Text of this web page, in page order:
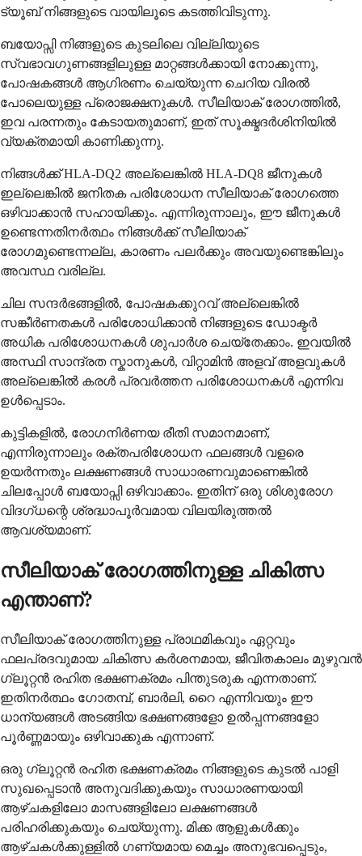
ട്യൂബ് നിങ്ങളുടെ വായിലൂടെ കടത്തിവിടുന്നു.
ബയോപ്സി നിങ്ങളുടെ കുടലിലെ വില്ലിയുടെ
സ്വഭാവഗുണങ്ങളിലുള്ള മാറ്റങ്ങൾക്കായി നോക്കുന്നു,
പോഷകങ്ങൾ ആഗിരണം ചെയ്യുന്ന ചെറിയ വിരൽ
പോലെയുള്ള പ്രൊജക്ഷനുകൾ. സീലിയാക് രോഗത്തിൽ,
ഇവ പരന്നതും കേടായതുമാണ്, ഇത് സൂക്ഷ്മദർശിനിയിൽ
വ്യക്തമായി കാണിക്കുന്നു.
നിങ്ങൾക്ക് HLA-DQ2 അല്ലെങ്കിൽ HLA-DQ8 ജീനുകൾ
ഇല്ലെങ്കിൽ ജനിതക പരിശോധന സീലിയാക് രോഗത്തെ
ഒഴിവാക്കാൻ സഹായിക്കും. എന്നിരുന്നാലും, ഈ ജീനുകൾ
ഉണ്ടെന്നതിനർത്ഥം നിങ്ങൾക്ക് സീലിയാക്
രോഗമുണ്ടെന്നല്ല, കാരണം പലർക്കും അവയുണ്ടെങ്കിലും
അവസ്ഥ വരില്ല.
ചില സന്ദർഭങ്ങളിൽ, പോഷകക്കുറവ് അല്ലെങ്കിൽ
സങ്കീർണതകൾ പരിശോധിക്കാൻ നിങ്ങളുടെ ഡോക്ടർ
അധിക പരിശോധനകൾ ശുപാർശ ചെയ്തേക്കാം. ഇവയിൽ
അസ്ഥി സാന്ദ്രത സ്കാനുകൾ, വിറ്റാമിൻ അളവ് അളവുകൾ
അല്ലെങ്കിൽ കരൾ പ്രവർത്തന പരിശോധനകൾ എന്നിവ
ഉൾപ്പെടാം.
കുട്ടികളിൽ, രോഗനിർണയ രീതി സമാനമാണ്,
എന്നിരുന്നാലും രക്തപരിശോധന ഫലങ്ങൾ വളരെ
ഉയർന്നതും ലക്ഷണങ്ങൾ സാധാരണവുമാണെങ്കിൽ
ചിലപ്പോൾ ബയോപ്സി ഒഴിവാക്കാം. ഇതിന് ഒരു ശിശുരോഗ
വിദഗ്ധന്റെ ശ്രദ്ധാപൂർവമായ വിലയിരുത്തൽ
ആവശ്യമാണ്.
സീലിയാക് രോഗത്തിനുള്ള ചികിത്സ
എന്താണ്?
സീലിയാക് രോഗത്തിനുള്ള പ്രാഥമികവും ഏറ്റവും
ഫലപ്രദവുമായ ചികിത്സ കർശനമായ, ജീവിതകാലം മുഴുവൻ
ഗ്ലൂറ്റൻ രഹിത ഭക്ഷണക്രമം പിന്തുടരുക എന്നതാണ്.
ഇതിനർത്ഥം ഗോതമ്പ്, ബാർലി, റൈ എന്നിവയും ഈ
ധാന്യങ്ങൾ അടങ്ങിയ ഭക്ഷണങ്ങളോ ഉൽപ്പന്നങ്ങളോ
പൂർണ്ണമായും ഒഴിവാക്കുക എന്നാണ്.
ഒരു ഗ്ലൂറ്റൻ രഹിത ഭക്ഷണക്രമം നിങ്ങളുടെ കുടൽ പാളി
സുഖപ്പെടാൻ അനുവദിക്കുകയും സാധാരണയായി
ആഴ്ചകളിലോ മാസങ്ങളിലോ ലക്ഷണങ്ങൾ
പരിഹരിക്കുകയും ചെയ്യുന്നു. മിക്ക ആളുകൾക്കും
ആഴ്ചകൾക്കുള്ളിൽ ഗണ്യമായ മെച്ചം അനുഭവപ്പെടും,